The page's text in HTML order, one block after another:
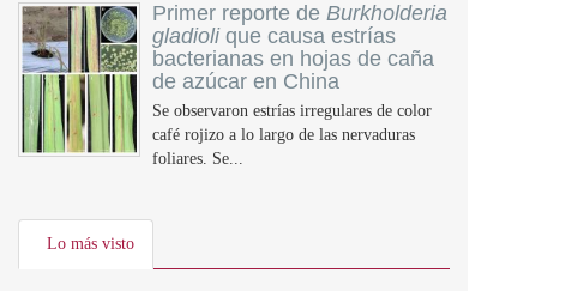
Primer reporte de Burkholderia
gladiolique causa estrías
bacterianas en hojas de caña
de azúcar en China
Se observaron estrías irregulares de color
café rojizo a lo largo de las nervaduras
foliares. Se...
Lo más visto